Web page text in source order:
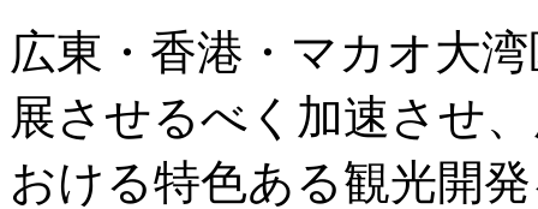
広東・香港・マカオ大
展させるべく加速させ
おける特色ある観光開